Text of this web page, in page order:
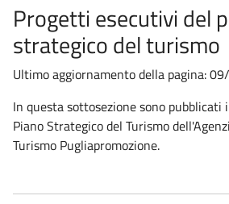
Progetti esecutivi del
strategico del turismo
Ultimo aggiornamento della pagina:
In questa sottosezione sono
Piano Strategico del Turismo
Turismo Pugliapromozione.